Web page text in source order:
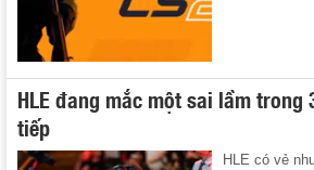
HLE đang mắc một sai lầm
tiếp
HLE có vẻ